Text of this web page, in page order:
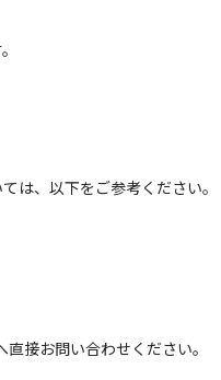
は、以下をご参考ください。
接お問い合わせください。